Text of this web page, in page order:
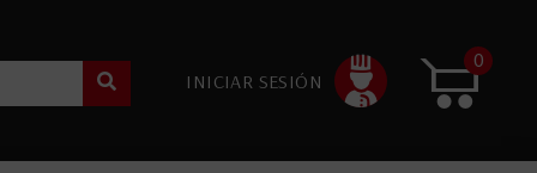
INICIAR SESIÓN
0